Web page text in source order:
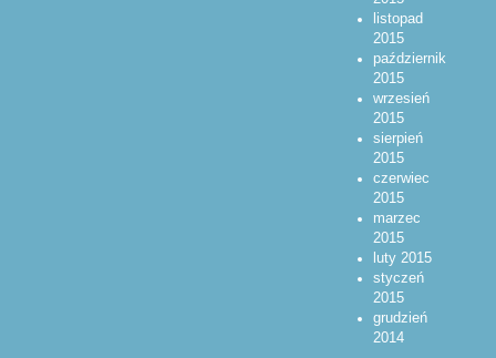
listopad
2015
październik
2015
wrzesień
2015
sierpień
2015
czerwiec
2015
marzec
2015
luty 2015
styczeń
2015
grudzień
2014